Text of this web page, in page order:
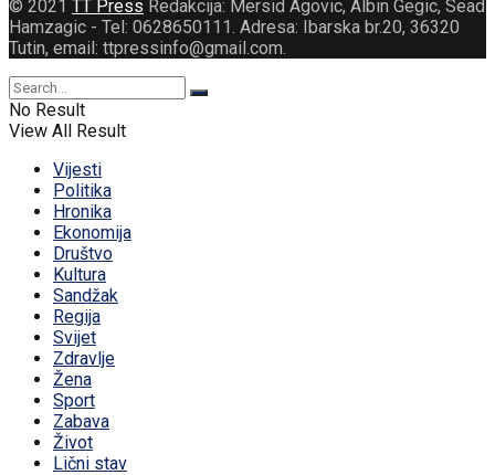
© 2021 TT Press Redakcija: Mersid Agovic, Albin Gegic, Sead
Hamzagic - Tel: 0628650111. Adresa: Ibarska br.20, 36320
Tutin, email: ttpressinfo@gmail.com
No Result
View All Result
Vijesti
Politika
Hronika
Ekonomija
Društvo
Kultura
Sandžak
Regija
Svijet
Zdravlje
Žena
Sport
Zabava
Život
Lični stav